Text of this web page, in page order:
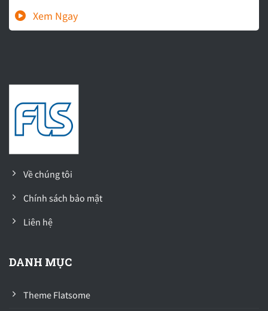
Về chúng tôi
Chính sách bảo mật
Liên hệ
DANH MỤC
Theme Flatsome